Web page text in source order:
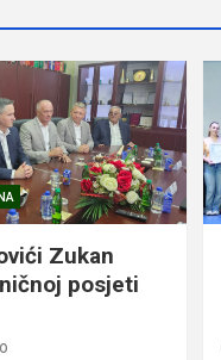
Zukan
posjeti